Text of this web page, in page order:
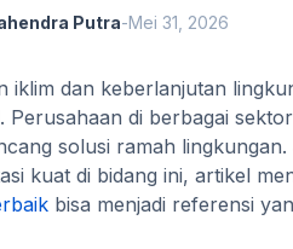
Putra-Mei 31, 2026
iklim dan keberlanjutan
Perusahaan di berbagai
solusi ramah
kuat di bidang ini, artikel
bisa menjadi referensi